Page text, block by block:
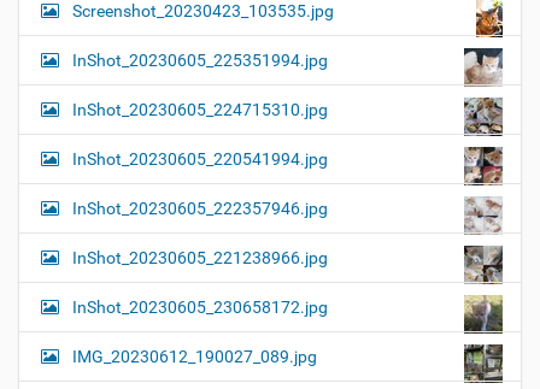
Screenshot_20230423_103535.jpg
InShot_20230605_225351994.jpg
InShot_20230605_224715310.jpg
InShot_20230605_220541994.jpg
InShot_20230605_222357946.jpg
InShot_20230605_221238966.jpg
InShot_20230605_230658172.jpg
IMG_20230612_190027_089.jpg